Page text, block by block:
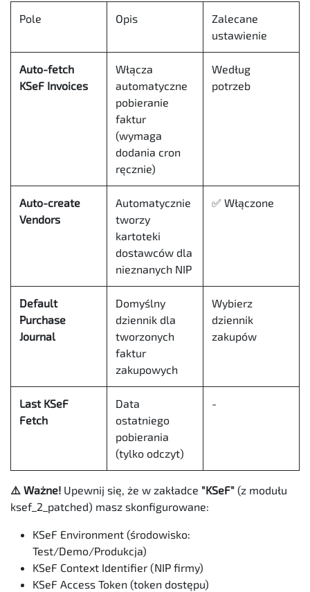
Pole Opis
Zalecane
ustawienie
Auto-fetch
KSeF Invoices
Włącza
automatyczne
pobieranie
faktur
(wymaga
dodania cron
ręcznie)
Według
potrzeb
Auto-create
Vendors
Automatycznie
tworzy
kartoteki
dostawców dla
nieznanych NIP
✅ Włączone
Default
Purchase
Journal
Domyślny
dziennik dla
tworzonych
faktur
zakupowych
Wybierz
dziennik
zakupów
Last KSeF
Fetch
Data
ostatniego
pobierania
(tylko odczyt)
-
⚠️ Ważne! Upewnij się, że w zakładce "KSeF" (z modułu
ksef_2_patched) masz skonfigurowane:
KSeF Environment (środowisko:
Test/Demo/Produkcja)
KSeF Context Identifier (NIP firmy)
KSeF Access Token (token dostępu)